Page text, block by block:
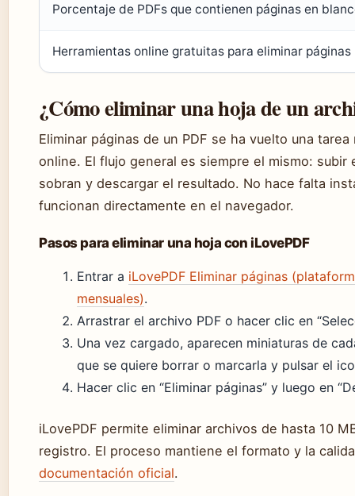
Porcentaje de PDFs que contienen páginas en
Herramientas online gratuitas para eliminar páginas
¿Cómo eliminar una hoja de un
Eliminar páginas de un PDF se ha vuelto una
online. El flujo general es siempre el mismo:
sobran y descargar el resultado. No hace falta
funcionan directamente en el navegador.
Pasos para eliminar una hoja con iLovePDF
Entrar a iLovePDF Eliminar páginas
mensuales).
Arrastrar el archivo PDF o hacer clic en
Una vez cargado, aparecen miniaturas de
que se quiere borrar o marcarla y pulsar el
Hacer clic en “Eliminar páginas” y luego en
iLovePDF permite eliminar archivos de hasta 10
registro. El proceso mantiene el formato y la
documentación oficial.